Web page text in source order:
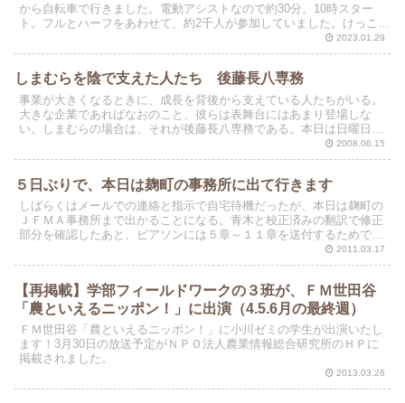
から自転車で行きました。電動アシストなので約30分。10時スター
ト。フルとハーフをあわせて、約2千人が参加していました。けっこう
2023.01.29
しまむらを陰で支えた人たち 後藤長八専務
事業が大きくなるときに、成長を背後から支えている人たちがいる。
大きな企業であればなおのこと、彼らは表舞台にはあまり登場しな
い。しまむらの場合は、それが後藤長八専務である。本日は日曜日に
もかかわらず、専務は二回目のインタビューに応じてくださる...2008.06.15
５日ぶりで、本日は麹町の事務所に出て行きます
しばらくはメールでの連絡と指示で自宅待機だったが、本日は麹町の
ＪＦＭＡ事務所まで出かることになる。青木と校正済みの翻訳で修正
部分を確認したあと、ピアソンには５章～１１章を送付するためであ
2011.03.17
【再掲載】学部フィールドワークの３班が、ＦＭ世田谷
「農といえるニッポン！」に出演（4.5.6月の最終週）
ＦＭ世田谷「農といえるニッポン！」に小川ゼミの学生が出演いたし
ます！3月30日の放送予定がＮＰＯ法人農業情報総合研究所のＨＰに
掲載されました。
2013.03.26